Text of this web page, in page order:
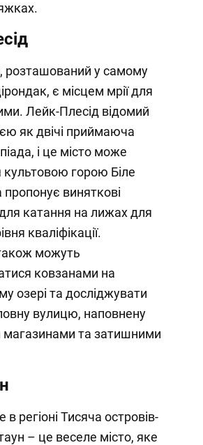
розташований у самому
є місцем мрії для
Лейк-Плесід відомий
як двічі приймаюча
і це місто може
культовою горою Біле
виняткові
катання на лижах для
кваліфікації.
можуть
ковзанами на
озері та досліджувати
вулицю, наповнену
магазинами та затишними
регіоні Тисяча островів-
– це веселе місто, яке